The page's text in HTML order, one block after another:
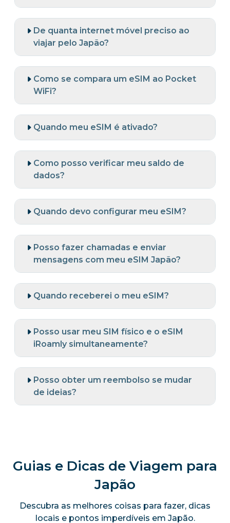
De quanta internet móvel preciso ao
viajar pelo Japão?
Como se compara um eSIM ao Pocket
WiFi?
Quando meu eSIM é ativado?
Como posso verificar meu saldo de
dados?
Quando devo configurar meu eSIM?
Posso fazer chamadas e enviar
mensagens com meu eSIM Japão?
Quando receberei o meu eSIM?
Posso usar meu SIM físico e o eSIM
iRoamly simultaneamente?
Posso obter um reembolso se mudar
de ideias?
Guias e Dicas de Viagem para
Japão
Descubra as melhores coisas para fazer, dicas
locais e pontos imperdíveis em Japão.